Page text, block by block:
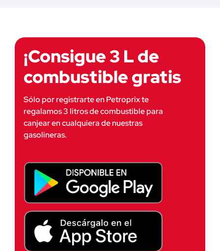
¡Consigue 3 L de
combustible gratis
Sólo por registrarte en Petroprix te
regalamos 3 litros de combustible para
canjear en cualquiera de nuestras
gasolineras.